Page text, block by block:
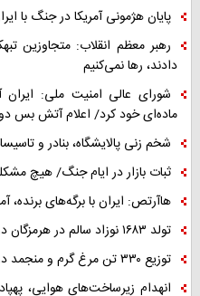
پایان هژمونی آمریکا در جنگ با
رهبر معظم انقلاب: متجاوزین
دادند، رها نمی‌کنیم
ماده‌ای خود کرد/ اعلام آتش بس دو هفته
شخم زنی پالایشگاه، بنادر و
ثبات بازار در ایام جنگ/ هیچ
هاآرتص: ایران با برگه‌های برنده،
تولد ۱۶۸۳ نوزاد سالم در هرمزگان در جنگ تحمیلی
توزیع ۳۳۰ تن مرغ گرم و منجمد در هرمزگان
انهدام زیرساخت‌های هوایی،